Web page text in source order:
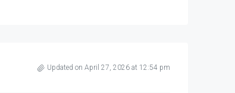
Updated on April 27, 2026 at 12:54 pm